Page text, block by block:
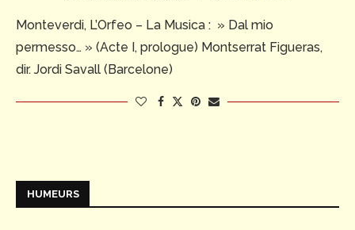
Monteverdi, L’Orfeo – La Musica : » Dal mio
permesso… » (Acte I, prologue) Montserrat Figueras,
dir. Jordi Savall (Barcelone)
HUMEURS